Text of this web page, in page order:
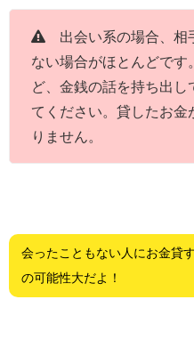
出会い系の場合、相
ない場合がほとんどです
ど、金銭の話を持ち出し
てください。貸したお金
りません。
会ったこともない人にお金貸
の可能性大だよ！